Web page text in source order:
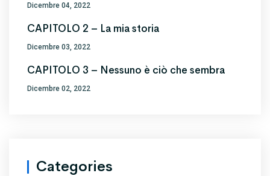
Dicembre 04, 2022
CAPITOLO 2 – La mia storia
Dicembre 03, 2022
CAPITOLO 3 – Nessuno è ciò che sembra
Dicembre 02, 2022
Categories